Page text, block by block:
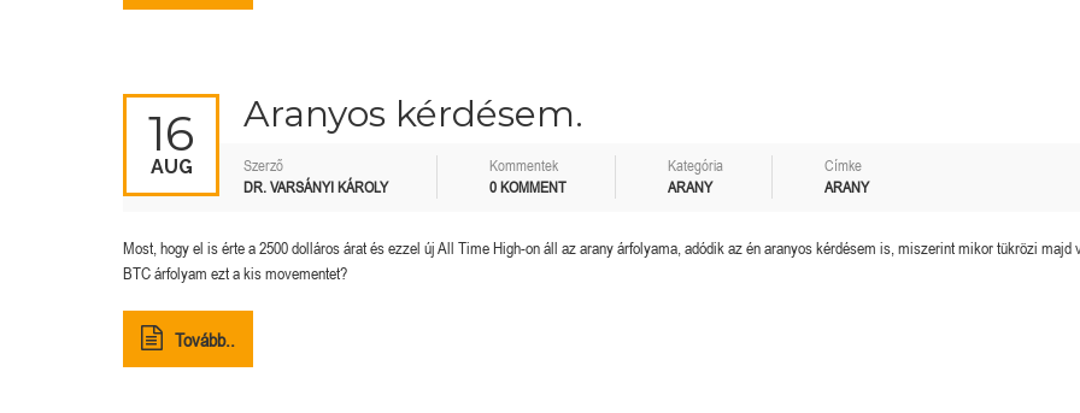
16
AUG
Aranyos kérdésem.
Szerző
DR. VARSÁNYI KÁROLY
Kommentek
0 KOMMENT
Kategória
ARANY
Címke
ARANY
Most, hogy el is érte a 2500 dolláros árat és ezzel új All Time High-on áll az arany árfolyama, adódik az én aranyos kérdésem is, miszerint mikor tükrözi majd
BTC árfolyam ezt a kis movementet?
Tovább..